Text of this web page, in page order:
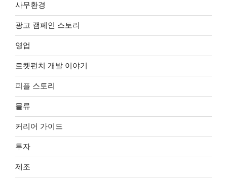
사무환경
광고 캠페인 스토리
영업
로켓펀치 개발 이야기
피플 스토리
물류
커리어 가이드
투자
제조